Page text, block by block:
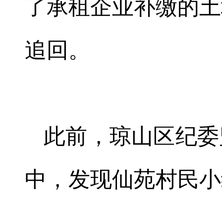
了承租企业补缴的
追回。
此前，琼山区纪
中，发现仙苑村民